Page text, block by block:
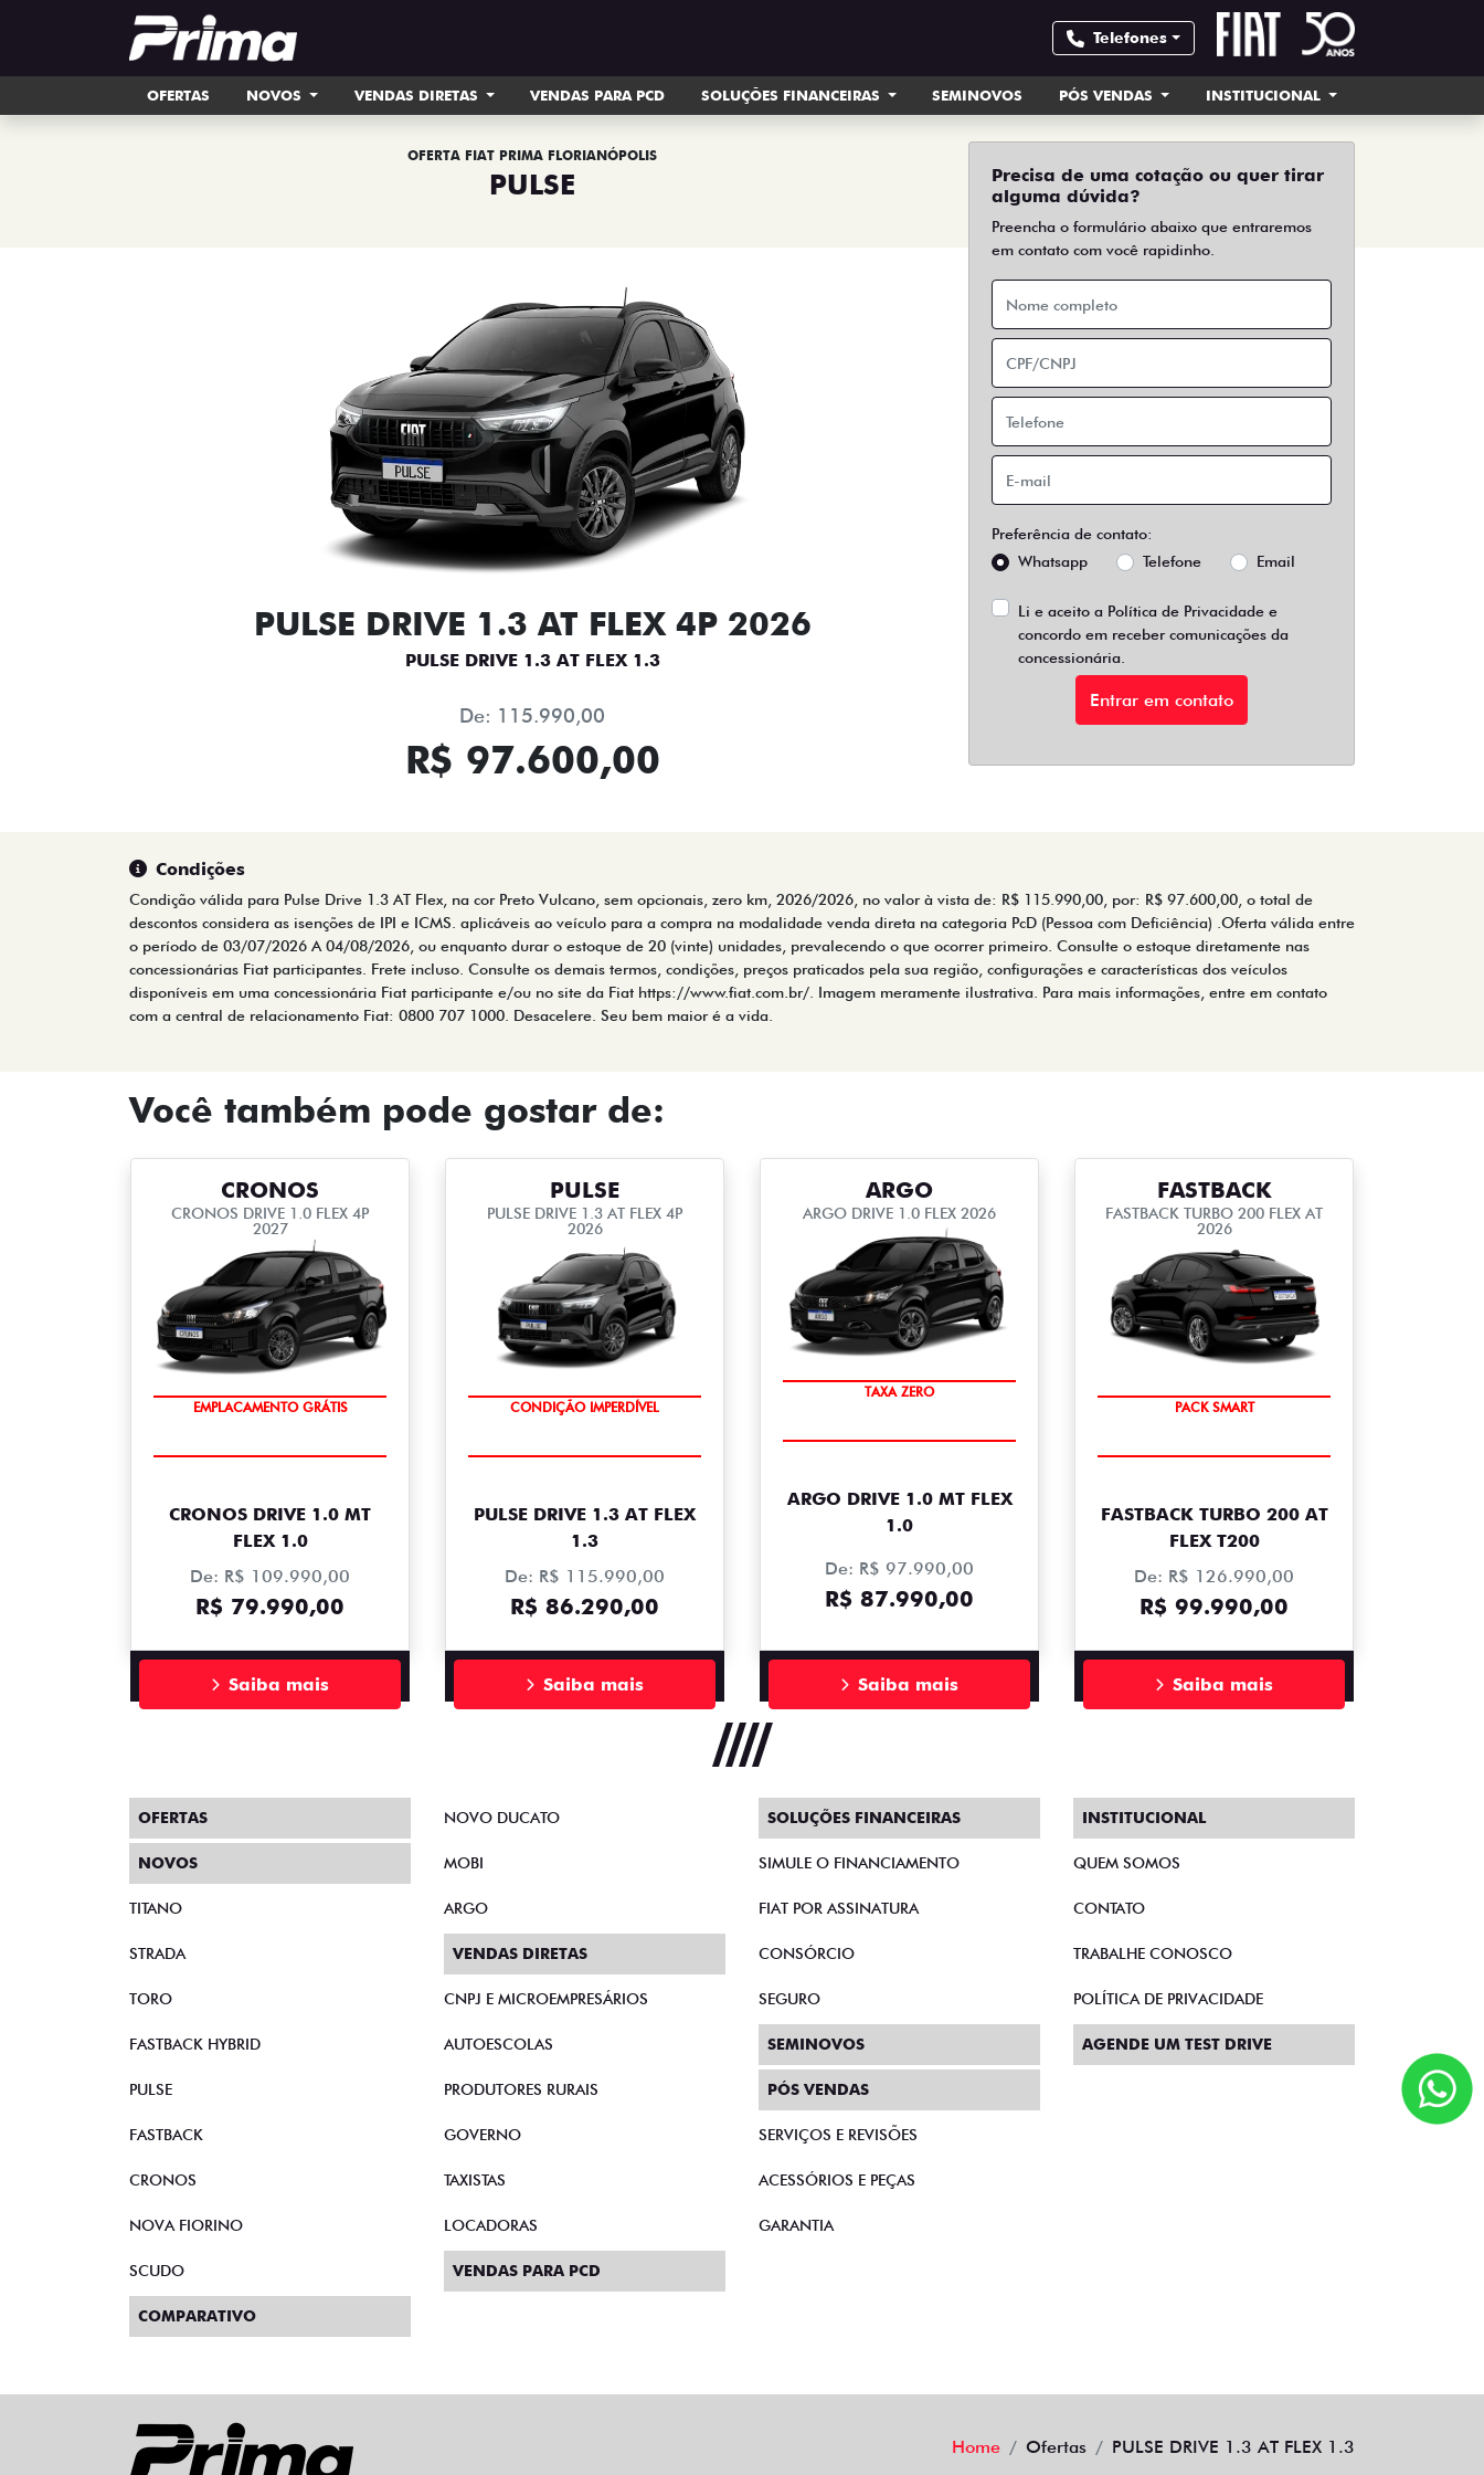
Telefones
OFERTAS NOVOS VENDAS DIRETAS VENDAS PARA PCD SOLUÇÕES FINANCEIRAS SEMINOVOS PÓS VENDAS INSTITUCIONAL
OFERTA FIAT PRIMA FLORIANÓPOLIS
PULSE
PULSE DRIVE 1.3 AT FLEX 4P 2026
PULSE DRIVE 1.3 AT FLEX 1.3
De: 115.990,00
R$ 97.600,00
Precisa de uma cotação ou quer tirar
alguma dúvida?
Preencha o formulário abaixo que entraremos
em contato com você rapidinho.
Preferência de contato:
Whatsapp
Telefone Email
Li e aceito a Política de Privacidade e
concordo em receber comunicações da
concessionária.
Entrar em contato
Condições
Condição válida para Pulse Drive 1.3 AT Flex, na cor Preto Vulcano, sem opcionais, zero km, 2026/2026, no valor à vista de: R$ 115.990,00, por: R$ 97.600,00, o total de
descontos considera as isenções de IPI e ICMS. aplicáveis ao veículo para a compra na modalidade venda direta na categoria PcD (Pessoa com Deficiência) .Oferta válida entre
o período de 03/07/2026 A 04/08/2026, ou enquanto durar o estoque de 20 (vinte) unidades, prevalecendo o que ocorrer primeiro. Consulte o estoque diretamente nas
concessionárias Fiat participantes. Frete incluso. Consulte os demais termos, condições, preços praticados pela sua região, configurações e características dos veículos
disponíveis em uma concessionária Fiat participante e/ou no site da Fiat https://www.fiat.com.br/. Imagem meramente ilustrativa. Para mais informações, entre em contato
com a central de relacionamento Fiat: 0800 707 1000. Desacelere. Seu bem maior é a vida.
Você também pode gostar de:
CRONOS
CRONOS DRIVE 1.0 FLEX 4P
2027
EMPLACAMENTO GRÁTIS
CRONOS DRIVE 1.0 MT
FLEX 1.0
De: R$ 109.990,00
R$ 79.990,00
Saiba mais
PULSE
PULSE DRIVE 1.3 AT FLEX 4P
2026
CONDIÇÃO IMPERDÍVEL
PULSE DRIVE 1.3 AT FLEX
1.3
De: R$ 115.990,00
R$ 86.290,00
Saiba mais
ARGO
ARGO DRIVE 1.0 FLEX 2026
TAXA ZERO
ARGO DRIVE 1.0 MT FLEX
1.0
De: R$ 97.990,00
R$ 87.990,00
Saiba mais
FASTBACK
FASTBACK TURBO 200 FLEX AT
2026
PACK SMART
FASTBACK TURBO 200 AT
FLEX T200
De: R$ 126.990,00
R$ 99.990,00
Saiba mais
OFERTAS
NOVOS
TITANO
STRADA
TORO
FASTBACK HYBRID
PULSE
FASTBACK
CRONOS
NOVA FIORINO
SCUDO
NOVO DUCATO
MOBI
ARGO
VENDAS DIRETAS
CNPJ E MICROEMPRESÁRIOS
AUTOESCOLAS
PRODUTORES RURAIS
GOVERNO
TAXISTAS
LOCADORAS
VENDAS PARA PCD
SOLUÇÕES FINANCEIRAS
SIMULE O FINANCIAMENTO
FIAT POR ASSINATURA
CONSÓRCIO
SEGURO
SEMINOVOS
PÓS VENDAS
SERVIÇOS E REVISÕES
ACESSÓRIOS E PEÇAS
GARANTIA
INSTITUCIONAL
QUEM SOMOS
CONTATO
TRABALHE CONOSCO
POLÍTICA DE PRIVACIDADE
AGENDE UM TEST DRIVE
COMPARATIVO
Home Ofertas PULSE DRIVE 1.3 AT FLEX 1.3